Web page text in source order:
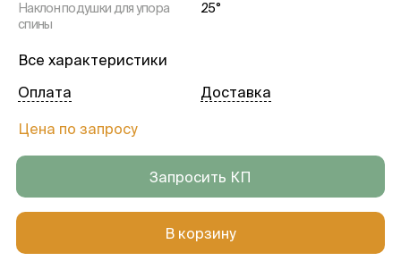
Наклон подушки для упора
спины
25°
Регулировка подлокотников
по высоте
Наклон сиденья
+5° / -8°
Размеры поверхности
сиденья (ширина x высота x
глубина)
120 кг
Все характеристики
Цена по запросу
Оплата Доставка
Запросить КП
В корзину